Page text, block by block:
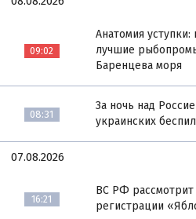
09:02
Анатомия уступки:
лучшие
Баренцева моря
08:31
За ночь над
украинских
07.08.2026
16:21
ВС РФ рассмотрит
регистрации